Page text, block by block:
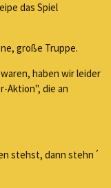
das Spiel
große Truppe.
haben wir leider
Aktion", die an
stehst, dann stehn´